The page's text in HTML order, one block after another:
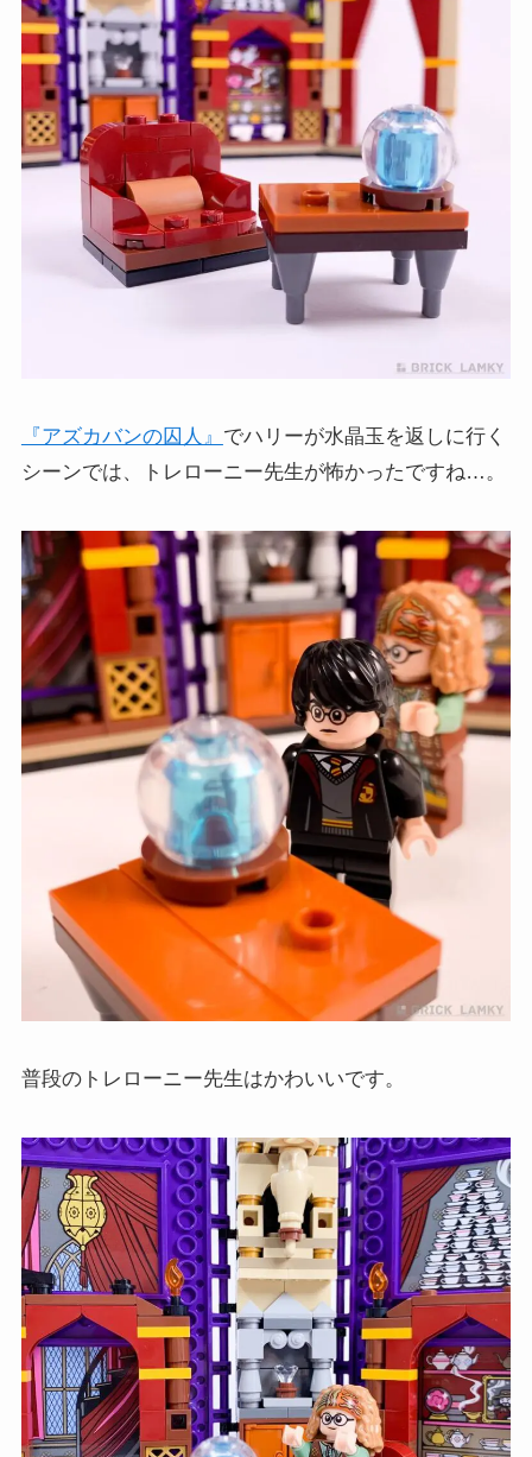
『アズカバンの囚人』 でハリーが水晶玉を返しに行く
シーンでは、トレローニー先生が怖かったですね…。
普段のトレローニー先生はかわいいです。